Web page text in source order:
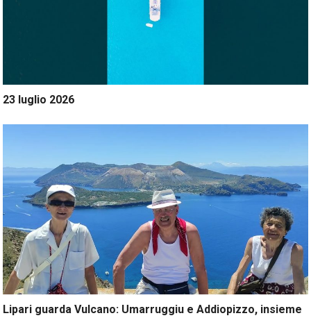
23 luglio 2026
Lipari guarda Vulcano: Umarruggiu e Addiopizzo, insieme